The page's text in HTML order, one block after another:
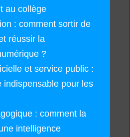
au collège
: comment sortir de
réussir la
?
et service public :
indispensable pour les
: comment la
intelligence